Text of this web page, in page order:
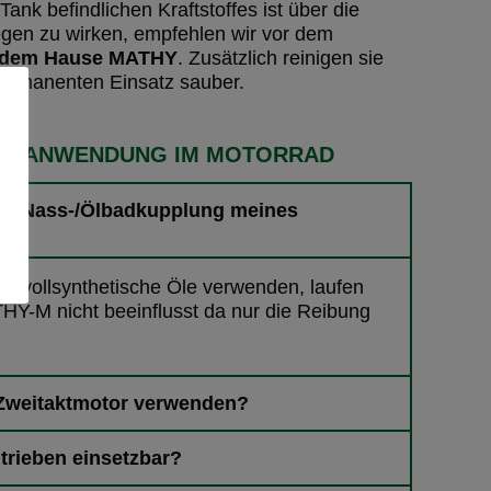
befindlichen Kraftstoffes ist über die
zu wirken, empfehlen wir vor dem
Hause MATHY. Zusätzlich reinigen sie
Einsatz sauber.
ANWENDUNG IM MOTORRAD
Nass-/Ölbadkupplung meines
vollsynthetische Öle verwenden, laufen
M nicht beeinflusst da nur die Reibung
verwenden?
einsetzbar?